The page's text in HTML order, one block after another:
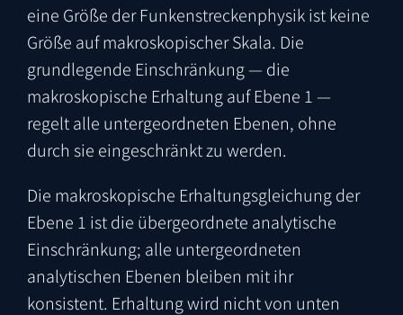
eine Größe der Funkenstreckenphysik ist keine
Größe auf makroskopischer Skala. Die
grundlegende Einschränkung — die
makroskopische Erhaltung auf Ebene 1 —
regelt alle untergeordneten Ebenen, ohne
durch sie eingeschränkt zu werden.
Die makroskopische Erhaltungsgleichung der
Ebene 1 ist die übergeordnete analytische
Einschränkung; alle untergeordneten
analytischen Ebenen bleiben mit ihr
konsistent. Erhaltung wird nicht von unten